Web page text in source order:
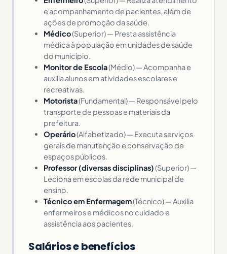
e acompanhamento de pacientes, além de
ações de promoção da saúde.
Médico(Superior) — Presta assistência
médica à população em unidades de saúde
do município.
Monitor de Escola(Médio) — Acompanha e
auxilia alunos em atividades escolares e
recreativas.
Motorista(Fundamental) — Responsável pelo
transporte de pessoas e materiais da
prefeitura.
Operário(Alfabetizado) — Executa serviços
gerais de manutenção e conservação de
espaços públicos.
Professor (diversas disciplinas)(Superior) —
Leciona em escolas da rede municipal de
ensino.
Técnico em Enfermagem(Técnico) — Auxilia
enfermeiros e médicos no cuidado e
assistência aos pacientes.
Salários e benefícios